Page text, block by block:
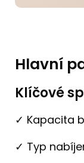
Hlavní
Klíčové
✓ Kapacita
✓ Typ